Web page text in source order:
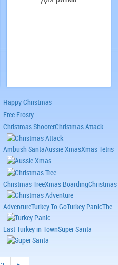
Happy Christmas
Free Frosty
Christmas ShooterChristmas Attack
Ambush SantaAussie XmasXmas Tetris
Christmas TreeXmas BoardingChristmas
AdventureTurkey To GoTurkey PanicThe
Last Turkey in TownSuper Santa